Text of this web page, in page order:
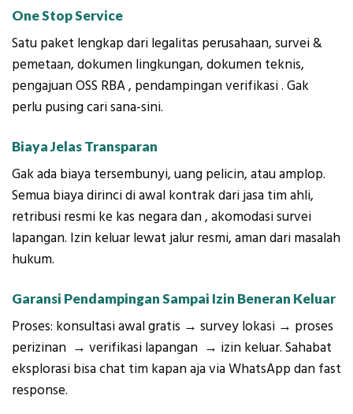
One Stop Service
Satu paket lengkap dari legalitas perusahaan, survei &
pemetaan, dokumen lingkungan, dokumen teknis,
pengajuan OSS RBA , pendampingan verifikasi . Gak
perlu pusing cari sana-sini.
Biaya Jelas Transparan
Gak ada biaya tersembunyi, uang pelicin, atau amplop.
Semua biaya dirinci di awal kontrak dari jasa tim ahli,
retribusi resmi ke kas negara dan , akomodasi survei
lapangan. Izin keluar lewat jalur resmi, aman dari masalah
hukum.
Garansi Pendampingan Sampai Izin Beneran Keluar
Proses: konsultasi awal gratis → survey lokasi → proses
perizinan → verifikasi lapangan → izin keluar. Sahabat
eksplorasi bisa chat tim kapan aja via WhatsApp dan fast
response.